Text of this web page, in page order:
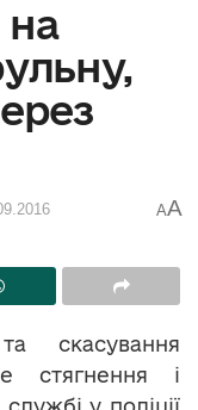
на
AA
скасування
стягнення і